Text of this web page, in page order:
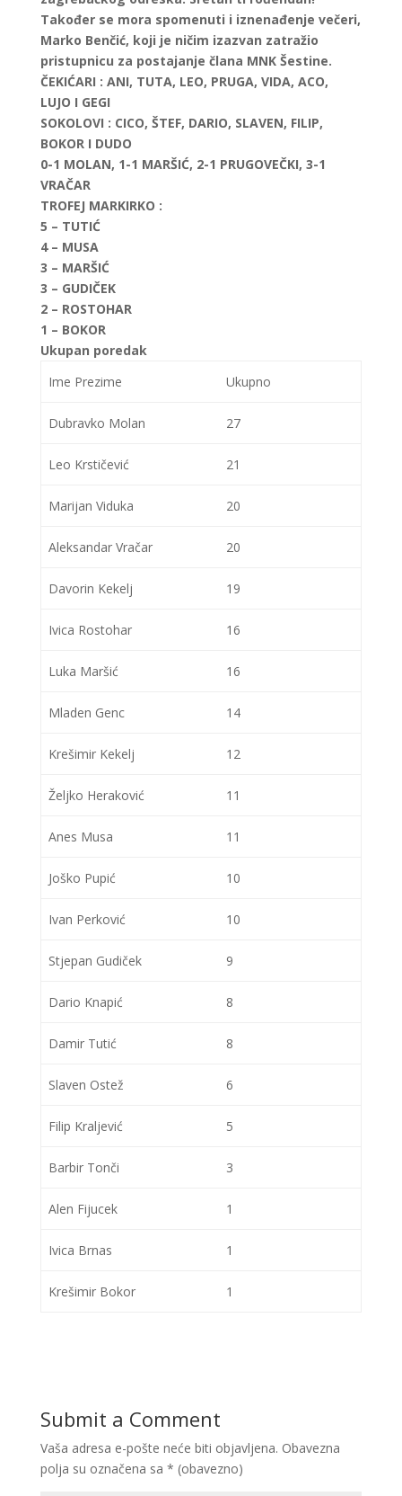
Također se mora spomenuti i iznenađenje večeri,
Marko Benčić, koji je ničim izazvan zatražio
pristupnicu za postajanje člana MNK Šestine.
ČEKIĆARI : ANI, TUTA, LEO, PRUGA, VIDA, ACO,
LUJO I GEGI
SOKOLOVI : CICO, ŠTEF, DARIO, SLAVEN, FILIP,
BOKOR I DUDO
0-1 MOLAN, 1-1 MARŠIĆ, 2-1 PRUGOVEČKI, 3-1
VRAČAR
TROFEJ MARKIRKO :
5 – TUTIĆ
4 – MUSA
3 – MARŠIĆ
3 – GUDIČEK
2 – ROSTOHAR
1 – BOKOR
Ukupan poredak
Ime Prezime
Ukupno
Dubravko Molan 27
Leo Krstičević 21
Marijan Viduka 20
Aleksandar Vračar 20
Davorin Kekelj 19
Ivica Rostohar 16
Luka Maršić 16
Mladen Genc 14
Krešimir Kekelj 12
Željko Heraković 11
Anes Musa 11
Joško Pupić 10
Ivan Perković 10
Stjepan Gudiček 9
Dario Knapić 8
Damir Tutić 8
Slaven Ostež 6
Filip Kraljević 5
Barbir Tonči 3
Alen Fijucek 1
Ivica Brnas 1
Krešimir Bokor 1
Submit a Comment
Vaša adresa e-pošte neće biti objavljena. Obavezna
polja su označena sa * (obavezno)